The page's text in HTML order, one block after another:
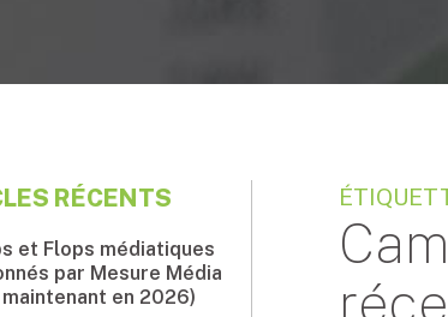
RÉCENTS
et Flops médiatiques
par Mesure Média
maintenant en 2026)